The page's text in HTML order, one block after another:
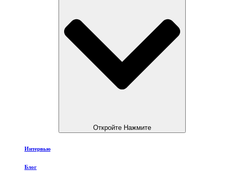
Откройте Нажмите
Интервью
Блог